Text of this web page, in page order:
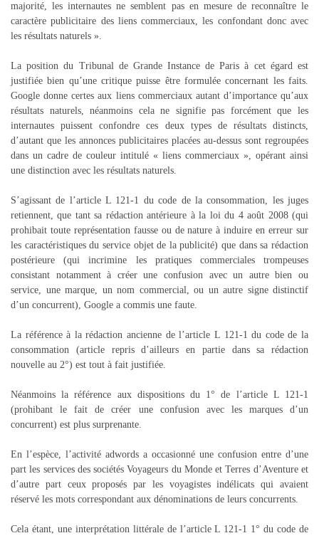
majorité, les internautes ne semblent pas en mesure de reconnaître le
caractère publicitaire des liens commerciaux, les confondant donc avec
les résultats naturels ».
La position du Tribunal de Grande Instance de Paris à cet égard est
justifiée bien qu’une critique puisse être formulée concernant les faits.
Google donne certes aux liens commerciaux autant d’importance qu’aux
résultats naturels, néanmoins cela ne signifie pas forcément que les
internautes puissent confondre ces deux types de résultats distincts,
d’autant que les annonces publicitaires placées au-dessus sont regroupées
dans un cadre de couleur intitulé « liens commerciaux », opérant ainsi
une distinction avec les résultats naturels.
S’agissant de l’article L 121-1 du code de la consommation, les juges
retiennent, que tant sa rédaction antérieure à la loi du 4 août 2008 (qui
prohibait toute représentation fausse ou de nature à induire en erreur sur
les caractéristiques du service objet de la publicité) que dans sa rédaction
postérieure (qui incrimine les pratiques commerciales trompeuses
consistant notamment à créer une confusion avec un autre bien ou
service, une marque, un nom commercial, ou un autre signe distinctif
d’un concurrent), Google a commis une faute.
La référence à la rédaction ancienne de l’article L 121-1 du code de la
consommation (article repris d’ailleurs en partie dans sa rédaction
nouvelle au 2°) est tout à fait justifiée.
Néanmoins la référence aux dispositions du 1° de l’article L 121-1
(prohibant le fait de créer une confusion avec les marques d’un
concurrent) est plus surprenante.
En l’espèce, l’activité adwords a occasionné une confusion entre d’une
part les services des sociétés Voyageurs du Monde et Terres d’Aventure et
d’autre part ceux proposés par les voyagistes indélicats qui avaient
réservé les mots correspondant aux dénominations de leurs concurrents.
Cela étant, une interprétation littérale de l’article L 121-1 1° du code de